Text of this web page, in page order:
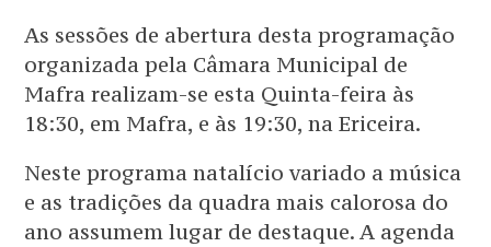
As sessões de abertura desta programação
organizada pela Câmara Municipal de
Mafra realizam-se esta Quinta-feira às
18:30, em Mafra, e às 19:30, na Ericeira.
Neste programa natalício variado a música
e as tradições da quadra mais calorosa do
ano assumem lugar de destaque. A agenda